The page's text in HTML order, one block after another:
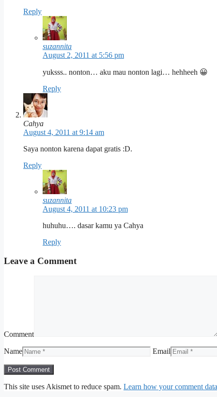
Reply
suzannita
August 2, 2011 at 5:56 pm
yuksss.. nonton… aku mau nonton lagi… hehheeh 😀
Reply
Cahya
August 4, 2011 at 9:14 am
Saya nonton karena dapat gratis :D.
Reply
suzannita
August 4, 2011 at 10:23 pm
huhuhu…. dasar kamu ya Cahya
Reply
Leave a Comment
Comment
Name Email
This site uses Akismet to reduce spam. Learn how your comment